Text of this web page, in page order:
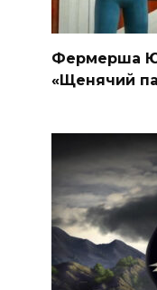
Фермерша
«Щенячий